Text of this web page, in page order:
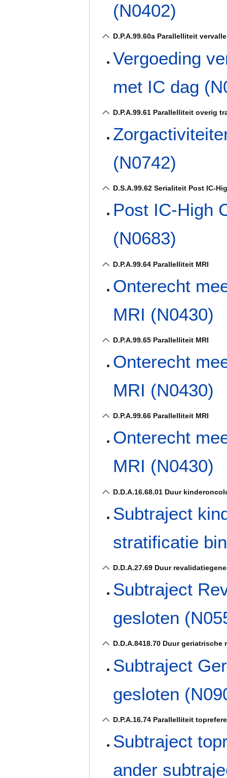
(N0402)
D.P.A.99.60a Parallelliteit
Vergoeding
met IC dag
D.P.A.99.61 Parallelliteit overig
(N0742)
D.S.A.99.62 Serialiteit Post IC-
Post IC-High
(N0683)
D.P.A.99.64 Parallelliteit MRI
Onterecht
MRI (N0430)
D.P.A.99.65 Parallelliteit MRI
Onterecht
MRI (N0430)
D.P.A.99.66 Parallelliteit MRI
Onterecht
MRI (N0430)
D.D.A.16.68.01 Duur
Subtraject
stratificatie
D.D.A.27.69 Duur
Subtraject
gesloten
D.D.A.8418.70 Duur geriatrische
Subtraject
gesloten
D.P.A.16.74 Parallelliteit
Subtraject
ander